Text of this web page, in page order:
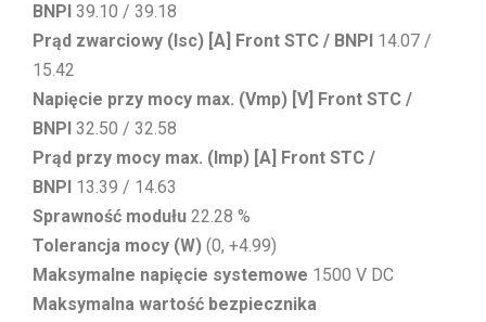
BNPI 39.10 / 39.18
Prąd zwarciowy (Isc) [A] Front STC / BNPI 14.07 /
15.42
Napięcie przy mocy max. (Vmp) [V] Front STC /
BNPI 32.50 / 32.58
Prąd przy mocy max. (Imp) [A] Front STC /
BNPI 13.39 / 14.63
Sprawność modułu 22.28 %
Tolerancja mocy (W) (0, +4.99)
Maksymalne napięcie systemowe 1500 V DC
Maksymalna wartość bezpiecznika